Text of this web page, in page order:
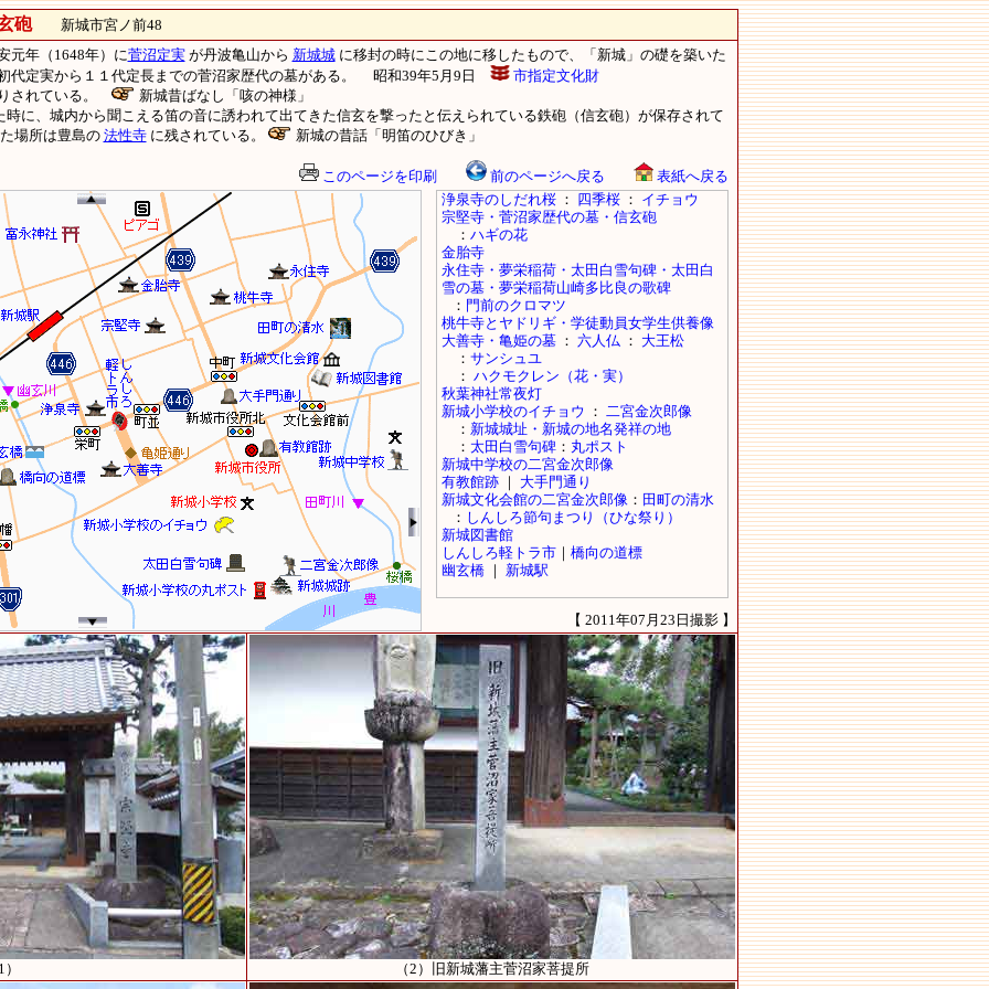
砲新城市宮ノ前48
元年（1648年）に菅沼定実が丹波亀山から 新城城に移封の時にこの地に移したもので、「新城」の礎を築いた
代定実から１１代定長までの菅沼家歴代の墓がある。 昭和39年5月9日
市指定文化財
されている。
新城昔ばなし「咳の神様」
に、城内から聞こえる笛の音に誘われて出てきた信玄を撃ったと伝えられている鉄砲（信玄砲）が保存されて
場所は豊島の 法性寺に残されている。 新城の昔話「明笛のひびき」
このページを印刷 前のページへ戻る 表紙へ戻る
【 2011年07月23日撮影 】
（2）旧新城藩主菅沼家菩提所